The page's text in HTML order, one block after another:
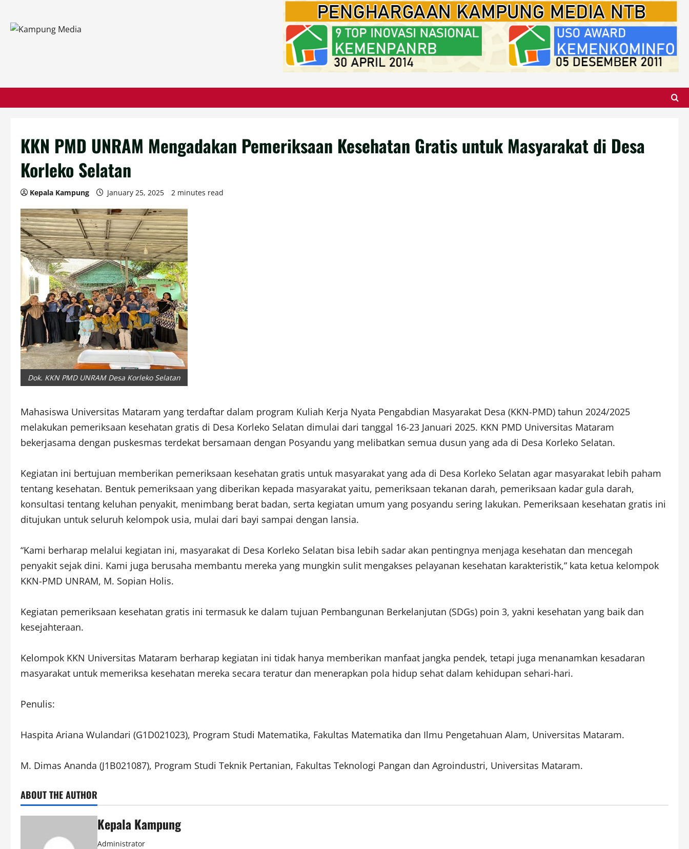
KKN PMD UNRAM Mengadakan Pemeriksaan Kesehatan Gratis untuk Masyarakat di Desa
Korleko Selatan
Kepala Kampung January 25, 2025 2 minutes read
Dok. KKN PMD UNRAM Desa Korleko Selatan
Mahasiswa Universitas Mataram yang terdaftar dalam program Kuliah Kerja Nyata Pengabdian Masyarakat Desa (KKN-PMD) tahun 2024/2025
melakukan pemeriksaan kesehatan gratis di Desa Korleko Selatan dimulai dari tanggal 16-23 Januari 2025. KKN PMD Universitas Mataram
bekerjasama dengan puskesmas terdekat bersamaan dengan Posyandu yang melibatkan semua dusun yang ada di Desa Korleko Selatan.
Kegiatan ini bertujuan memberikan pemeriksaan kesehatan gratis untuk masyarakat yang ada di Desa Korleko Selatan agar masyarakat lebih paham
tentang kesehatan. Bentuk pemeriksaan yang diberikan kepada masyarakat yaitu, pemeriksaan tekanan darah, pemeriksaan kadar gula darah,
konsultasi tentang keluhan penyakit, menimbang berat badan, serta kegiatan umum yang posyandu sering lakukan. Pemeriksaan kesehatan gratis ini
ditujukan untuk seluruh kelompok usia, mulai dari bayi sampai dengan lansia.
“Kami berharap melalui kegiatan ini, masyarakat di Desa Korleko Selatan bisa lebih sadar akan pentingnya menjaga kesehatan dan mencegah
penyakit sejak dini. Kami juga berusaha membantu mereka yang mungkin sulit mengakses pelayanan kesehatan karakteristik,” kata ketua kelompok
KKN-PMD UNRAM, M. Sopian Holis.
Kegiatan pemeriksaan kesehatan gratis ini termasuk ke dalam tujuan Pembangunan Berkelanjutan (SDGs) poin 3, yakni kesehatan yang baik dan
kesejahteraan.
Kelompok KKN Universitas Mataram berharap kegiatan ini tidak hanya memberikan manfaat jangka pendek, tetapi juga menanamkan kesadaran
masyarakat untuk memeriksa kesehatan mereka secara teratur dan menerapkan pola hidup sehat dalam kehidupan sehari-hari.
Penulis:
Haspita Ariana Wulandari (G1D021023), Program Studi Matematika, Fakultas Matematika dan Ilmu Pengetahuan Alam, Universitas Mataram.
M. Dimas Ananda (J1B021087), Program Studi Teknik Pertanian, Fakultas Teknologi Pangan dan Agroindustri, Universitas Mataram.
ABOUT THE AUTHOR
Kepala Kampung
Administrator